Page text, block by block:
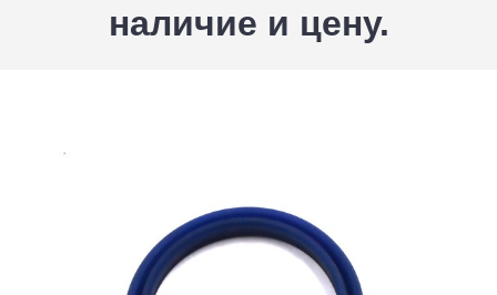
наличие и цену.